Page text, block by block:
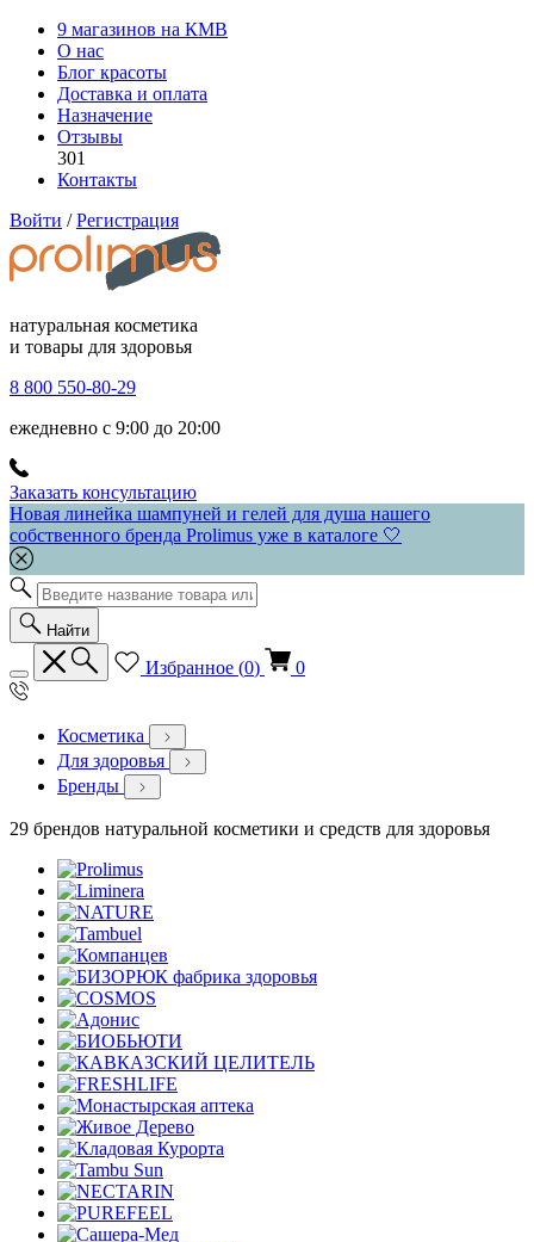
9 магазинов на КМВ
О нас
Блог красоты
Доставка и оплата
Назначение
Отзывы
301
Контакты
Войти / Регистрация
натуральная косметика
и товары для здоровья
8 800 550-80-29
ежедневно с 9:00 до 20:00
Заказать консультацию
Новая линейка шампуней и гелей для душа нашего
собственного бренда Prolimus уже в каталоге 🤍
Найти
Избранное (0) 0
Косметика
Для здоровья
Бренды
29 брендов натуральной косметики и средств для здоровья